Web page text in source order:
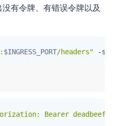
有令牌、有错误令牌以及
$INGRESS_PORT/headers" -s -
Bearer deadbeef"